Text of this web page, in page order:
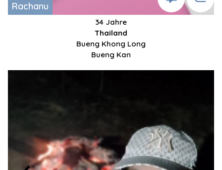
Rachanu
34 Jahre
Thailand
Bueng Khong Long
Bueng Kan